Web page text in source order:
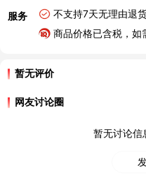
服务
不支持7天无理由退
商品价格已含税，如
暂无评价
网友讨论圈
暂无讨论信